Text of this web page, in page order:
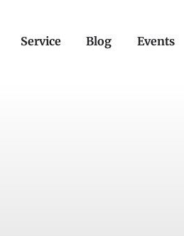
Service Blog Events